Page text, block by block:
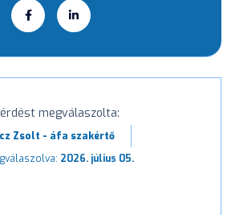
megválaszolta:
Zsolt - áfa szakértő
2026. július 05.